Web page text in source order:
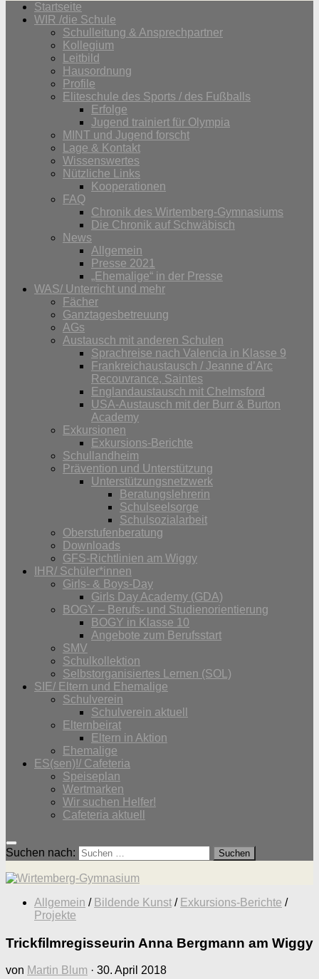
Startseite
WIR /die Schule
Schulleitung & Ansprechpartner
Kollegium
Leitbild
Hausordnung
Profile
Eliteschule des Sports / des Fußballs
Erfolge
Jugend trainiert für Olympia
MINT und Jugend forscht
Lage & Kontakt
Wissenswertes
Nützliche Links
Kooperationen
FAQ
Chronik des Wirtemberg-Gymnasiums
Die Chronik auf Schwäbisch
News
Allgemein
Presse 2021
„Ehemalige“ in der Presse
WAS/ Unterricht und mehr
Fächer
Ganztagesbetreuung
AGs
Austausch mit anderen Schulen
Sprachreise nach Valencia in Klasse 9
Frankreichaustausch / Jeanne d’Arc
Recouvrance, Saintes
Englandaustausch mit Chelmsford
USA-Austausch mit der Burr & Burton
Academy
Exkursionen
Exkursions-Berichte
Schullandheim
Prävention und Unterstützung
Unterstützungsnetzwerk
Beratungslehrerin
Schulseelsorge
Schulsozialarbeit
Oberstufenberatung
Downloads
GFS-Richtlinien am Wiggy
IHR/ Schüler*innen
Girls- & Boys-Day
Girls Day Academy (GDA)
BOGY – Berufs- und Studienorientierung
BOGY in Klasse 10
Angebote zum Berufsstart
SMV
Schulkollektion
Selbstorganisiertes Lernen (SOL)
SIE/ Eltern und Ehemalige
Schulverein
Schulverein aktuell
Elternbeirat
Eltern in Aktion
Ehemalige
ES(sen)!/ Cafeteria
Speiseplan
Wertmarken
Wir suchen Helfer!
Cafeteria aktuell
Suchen nach:
Allgemein / Bildende Kunst / Exkursions-Berichte /
Projekte
Trickfilmregisseurin Anna Bergmann am Wiggy
von Martin Blum · 30. April 2018